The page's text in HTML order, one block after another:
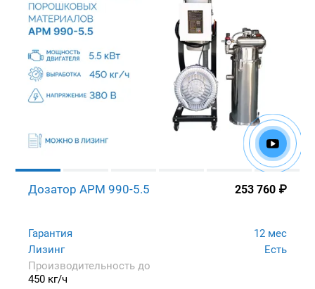
Дозатор APM 990-5.5 253 760 ₽
Гарантия
12 мес
Лизинг
Есть
Производительность до
450 кг/ч